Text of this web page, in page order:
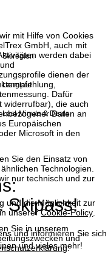
mit Hilfe von Cookies
GmbH, auch mit
werden dabei
dienen der
Dafür
widerrufbar), die auch
Daten an
Europäischen
Microsoft in den
Sie den Einsatz von
Technologien.
nur technisch und zur
und die Möglichkeit zur
unsererCookie-Policy.
Sie in unserem
und
.
Skiregion
Langlauf
Last-Minute & Deals
Skipass!
und informieren Sie sich
und vieles mehr!